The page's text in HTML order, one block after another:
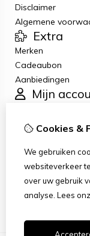
Disclaimer
Algemene
Extra
Merken
Cadeaubon
Aanbiedingen
Mijn
Bestelhistorie
Contact
Retourneren
Sitemap
Cookies &
We gebruiken
websiteverkeer
over uw gebruik
analyse. Lees